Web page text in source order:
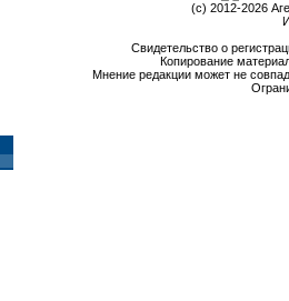
(c) 2012-2026
Свидетельство о
Копирование
Мнение редакции может не